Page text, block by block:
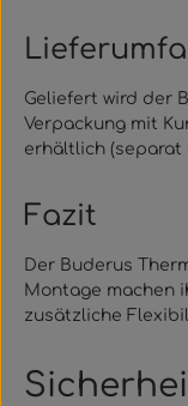
Geliefert wird der
Verpackung mit
erhältlich (separat
Fazit
Der Buderus
Montage machen
zusätzliche